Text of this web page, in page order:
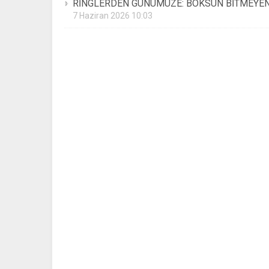
RİNGLERDEN GÜNÜMÜZE: BOKSUN
7 Haziran 2026 10:03